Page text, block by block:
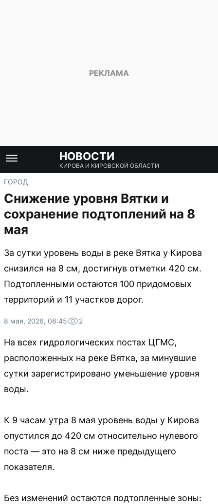
НОВОСТИ
КИРОВА И КИРОВСКОЙ ОБЛАСТИ
ГОРОД
Снижение уровня Вятки и
сохранение подтоплений на 8
мая
За сутки уровень воды в реке Вятка у Кирова
снизился на 8 см, достигнув отметки 420 см.
Подтопленными остаются 100 придомовых
территорий и 11 участков дорог.
8 мая, 2026, 08:45 2
На всех гидрологических постах ЦГМС,
расположенных на реке Вятка, за минувшие
сутки зарегистрировано уменьшение уровня
воды.
К 9 часам утра 8 мая уровень воды у Кирова
опустился до 420 см относительно нулевого
поста — это на 8 см ниже предыдущего
показателя.
Без изменений остаются подтопленные зоны: